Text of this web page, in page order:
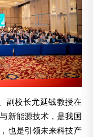
副校长尤延铖教授在
新能源技术，是我国
也是引领未来科技产